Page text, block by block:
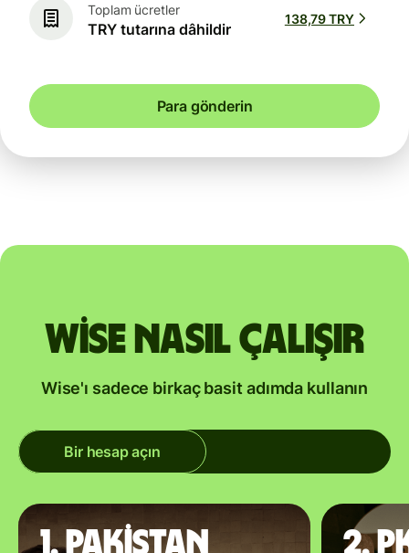
Toplam ücretler
TRY tutarına dâhildir
138,79 TRY
Para gönderin
Wise nasıl çalışır
Wise'ı sadece birkaç basit adımda kullanın
Bir hesap açın
1. Pakistan
2.